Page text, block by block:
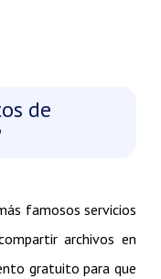
de
famosos servicios
archivos en
gratuito para que